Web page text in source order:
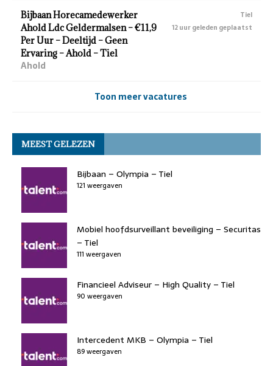
Bijbaan Horecamedewerker
Ahold Ldc Geldermalsen – €11,9
Per Uur – Deeltijd – Geen
Ervaring – Ahold – Tiel
Ahold
Tiel
12 uur geleden geplaatst
Toon meer vacatures
MEEST GELEZEN
Bijbaan – Olympia – Tiel
121 weergaven
Mobiel hoofdsurveillant beveiliging – Securitas
– Tiel
111 weergaven
Financieel Adviseur – High Quality – Tiel
90 weergaven
Intercedent MKB – Olympia – Tiel
89 weergaven